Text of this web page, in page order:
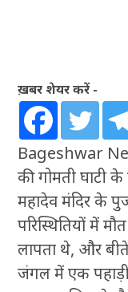
ख़बर शेयर करें -
Bageshwar
की गोमती घाटी
महादेव मंदिर के
परिस्थितियों में
लापता थे, और
जंगल में एक पहाड़ी